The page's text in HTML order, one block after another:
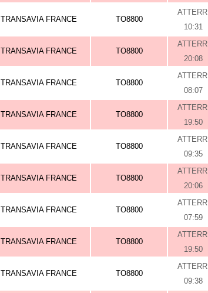
TRANSAVIA FRANCE TO8800
ATTERRI
10:31
TRANSAVIA FRANCE TO8800
ATTERRI
20:08
TRANSAVIA FRANCE TO8800
ATTERRI
08:07
TRANSAVIA FRANCE TO8800
ATTERRI
19:50
TRANSAVIA FRANCE TO8800
ATTERRI
09:35
TRANSAVIA FRANCE TO8800
ATTERRI
20:06
TRANSAVIA FRANCE TO8800
ATTERRI
07:59
TRANSAVIA FRANCE TO8800
ATTERRI
19:50
TRANSAVIA FRANCE TO8800
ATTERRI
09:38